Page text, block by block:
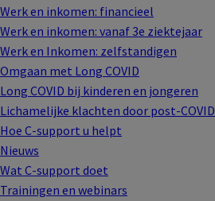
Werk en inkomen: financieel
Werk en inkomen: vanaf 3e ziektejaar
Werk en Inkomen: zelfstandigen
Omgaan met Long COVID
Long COVID bij kinderen en jongeren
Lichamelijke klachten door post-COVID
Hoe C-support u helpt
Nieuws
Wat C-support doet
Trainingen en webinars